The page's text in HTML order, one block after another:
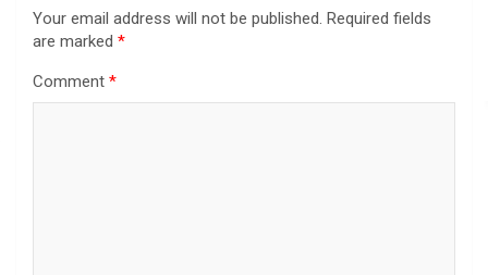
Your email address will not be published. Required fields
are marked *
Comment *